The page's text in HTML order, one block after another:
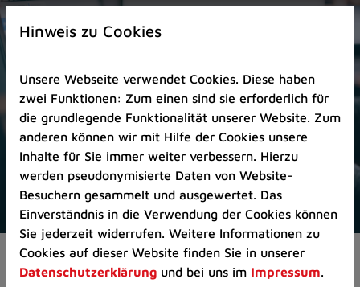
Zur
Startseite
Zum
Seitenanfang
springen
(Schnelltaste
A)
Zur
Navigation/Menü
springen
(Schnelltaste
M)
Zur
Aktuelles Pressemitteilungen
Hinweis zu Cookies
Unsere Webseite verwendet Cookies. Diese haben
zwei Funktionen: Zum einen sind sie erforderlich für
die grundlegende Funktionalität unserer Website. Zum
anderen können wir mit Hilfe der Cookies unsere
Inhalte für Sie immer weiter verbessern. Hierzu
werden pseudonymisierte Daten von Website-
Besuchern gesammelt und ausgewertet. Das
Einverständnis in die Verwendung der Cookies können
Sie jederzeit widerrufen. Weitere Informationen zu
Cookies auf dieser Website finden Sie in unserer
Datenschutzerklärung und bei uns im Impressum.